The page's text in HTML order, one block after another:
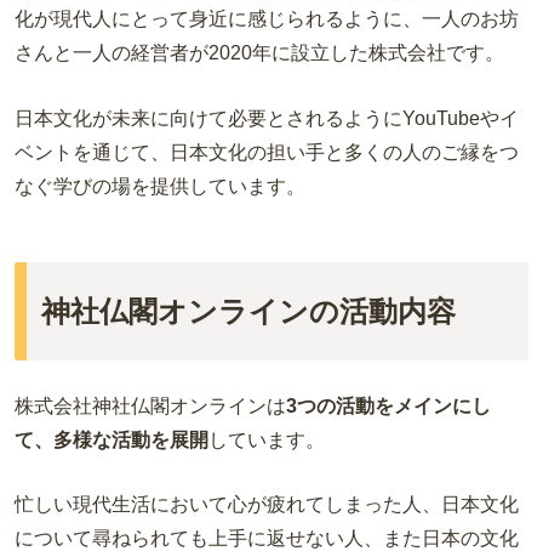
化が現代人にとって身近に感じられるように、一人のお坊
さんと一人の経営者が2020年に設立した株式会社です。
日本文化が未来に向けて必要とされるようにYouTubeやイ
ベントを通じて、日本文化の担い手と多くの人のご縁をつ
なぐ学びの場を提供しています。
神社仏閣オンラインの活動内容
株式会社神社仏閣オンラインは3つの活動をメインにし
て、多様な活動を展開 しています。
忙しい現代生活において心が疲れてしまった人、日本文化
について尋ねられても上手に返せない人、また日本の文化